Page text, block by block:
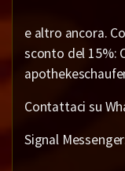
e altro ancora.
sconto del 15%:
Contattaci su
Signal